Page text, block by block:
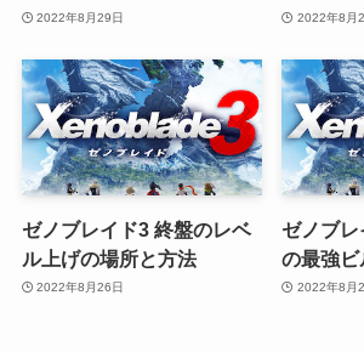
2022年8月29日 2022年8月
ゼノブレイド3 終盤のレベ
ル上げの場所と方法
2022年8月26日
ゼノブ
の最強ビ
2022年8月